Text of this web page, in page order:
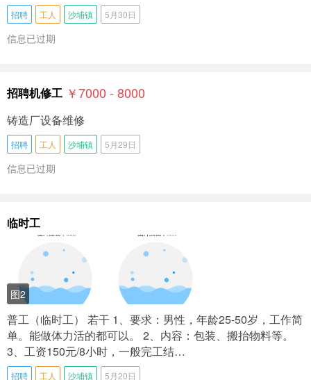
招聘 工人 沙埔镇 5月30日
信息已过期
招聘机修工 ￥7000 - 8000
铸造厂设备维修
招聘 工人 沙埔镇 5月29日
信息已过期
临时工
图2
普工（临时工） 若干 1、要求：男性，年龄25-50岁，工作简
单。能做体力活的都可以。 2、内容：包装、搬抬物料等。
3、工资150元/8小时，一般完工结…
招聘 工人 沙埔镇 5月20日